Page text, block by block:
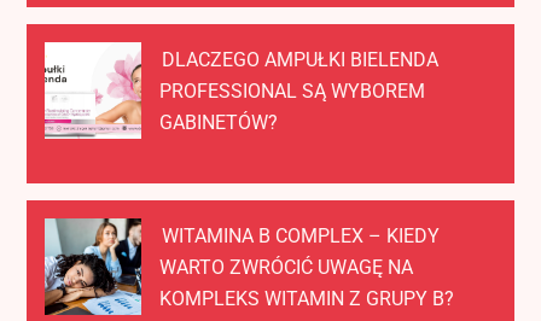
DLACZEGO AMPUŁKI BIELENDA
PROFESSIONAL SĄ WYBOREM
GABINETÓW?
WITAMINA B COMPLEX – KIEDY
WARTO ZWRÓCIĆ UWAGĘ NA
KOMPLEKS WITAMIN Z GRUPY B?